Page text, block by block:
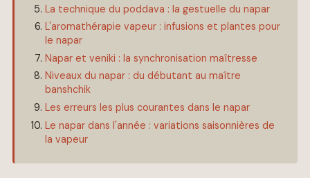
La technique du poddava : la gestuelle du napar
L'aromathérapie vapeur : infusions et plantes pour
le napar
Napar et veniki : la synchronisation maîtresse
Niveaux du napar : du débutant au maître
banshchik
Les erreurs les plus courantes dans le napar
Le napar dans l'année : variations saisonnières de
la vapeur